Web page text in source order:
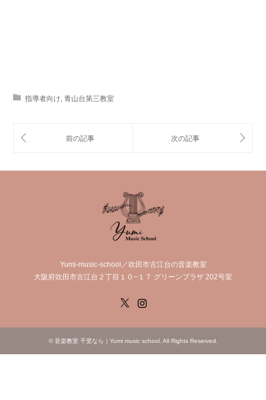
指導者向け, 青山台第三教室
Yumi-music-school／吹田市古江台の音楽教室
大阪府吹田市古江台２丁目１０−１７ グリーンプラザ 202号室
© 音楽教室 千里なら｜Yumi music school. All Rights Reserved.